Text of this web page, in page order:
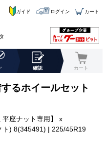
ガイド ログイン カート
確認 カート
るホイールセット
座ナット専用】 x
ト) 8(345491) | 225/45R19